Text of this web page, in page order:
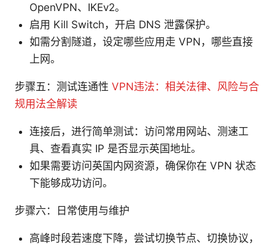
OpenVPN、IKEv2。
启用 Kill Switch，开启 DNS 泄露保护。
如需分割隧道，设定哪些应用走 VPN，哪些直接
上网。
步骤五：测试连通性 VPN违法：相关法律、风险与合
规用法全解读
连接后，进行简单测试：访问常用网站、测速工
具、查看真实 IP 是否显示英国地址。
如果需要访问英国内网资源，确保你在 VPN 状态
下能够成功访问。
步骤六：日常使用与维护
高峰时段若速度下降，尝试切换节点、切换协议，